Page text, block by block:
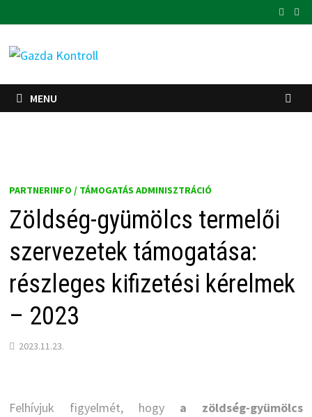
to
content
MENU
PARTNERINFO / TÁMOGATÁS ADMINISZTRÁCIÓ
Zöldség-gyümölcs termelői
szervezetek támogatása:
részleges kifizetési kérelmek
– 2023
2023.11.23.
Felhívjuk figyelmét, hogy a zöldség-gyümölcs